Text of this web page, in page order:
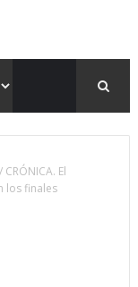
/ CRÓNICA. El
los finales